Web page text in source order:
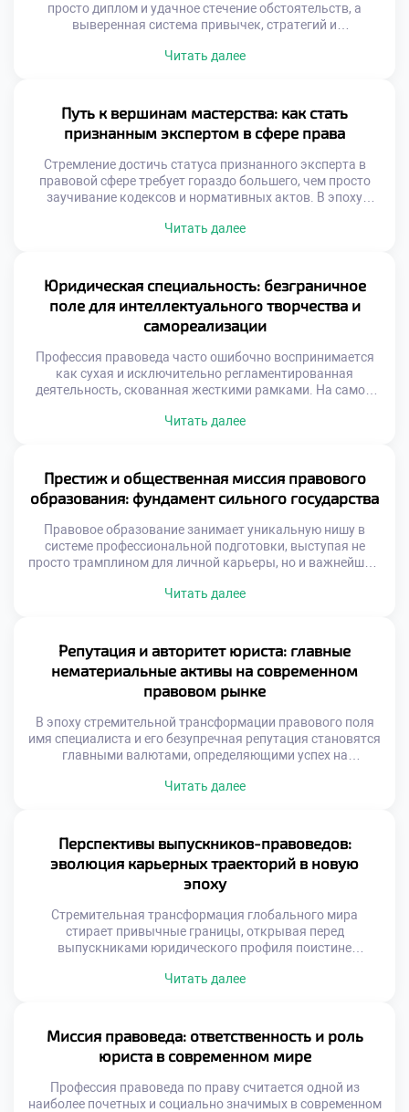
просто диплом и удачное стечение обстоятельств, а
выверенная система привычек, стратегий и
мэтров юриспруденции служат бесценным учебником для
техникуме закладывает тот самый надежный фундамент,
на котором впоследствии […]
Читать далее
Путь к вершинам мастерства: как стать
признанным экспертом в сфере права
Стремление достичь статуса признанного эксперта в
правовой сфере требует гораздо большего, чем просто
заучивание кодексов и нормативных актов. В эпоху
будущему специалисту необходимо оттачивать
обучение в московском техникуме становится тем самым
надежным трамплином, который закладывает прочный
фундамент для превращения амбициозного студента […]
Читать далее
Юридическая специальность: безграничное
поле для интеллектуального творчества и
самореализации
Профессия правоведа часто ошибочно воспринимается
как сухая и исключительно регламентированная
деятельность, скованная жесткими рамками. На самом
безграничные горизонты для интеллектуального
техникуме становится надежным трамплином,
позволяющим будущим экспертам не просто
механически следовать букве закона, а выступать
настоящими архитекторами правовых […]
Читать далее
Престиж и общественная миссия правового
образования: фундамент сильного государства
Правовое образование занимает уникальную нишу в
системе профессиональной подготовки, выступая не
просто трамплином для личной карьеры, но и важнейшим
дисциплины наделяет специалистов инструментами для
государством и личностью. Именно поэтому осознанное
обучение в московском техникуме становится тем самым
надежным фундаментом, который в […]
Читать далее
Репутация и авторитет юриста: главные
нематериальные активы на современном
правовом рынке
В эпоху стремительной трансформации правового поля
имя специалиста и его безупречная репутация становятся
главными валютами, определяющими успех на
просто ускоряют карьерный лифт, но и формируют
московском техникуме закладывает первые кирпичики
этого имиджа, приучая будущих экспертов […]
Читать далее
Перспективы выпускников-правоведов:
эволюция карьерных траекторий в новую
эпоху
Стремительная трансформация глобального мира
стирает привычные границы, открывая перед
выпускниками юридического профиля поистине
маршрутам приходят неординарные векторы развития,
формирование ценностей будущего общества. Именно
поэтому качественное обучение в московском техникуме
становится тем самым надежным фундаментом, который
Читать далее
Миссия правоведа: ответственность и роль
юриста в современном мире
Профессия правоведа по праву считается одной из
наиболее почетных и социально значимых в современном